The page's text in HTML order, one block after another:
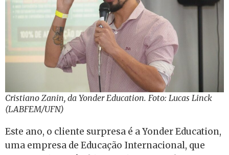
Cristiano Zanin, da Yonder Education. Foto: Lucas Linck
(LABFEM/UFN)
Este ano, o cliente surpresa é a Yonder Education,
uma empresa de Educação Internacional, que